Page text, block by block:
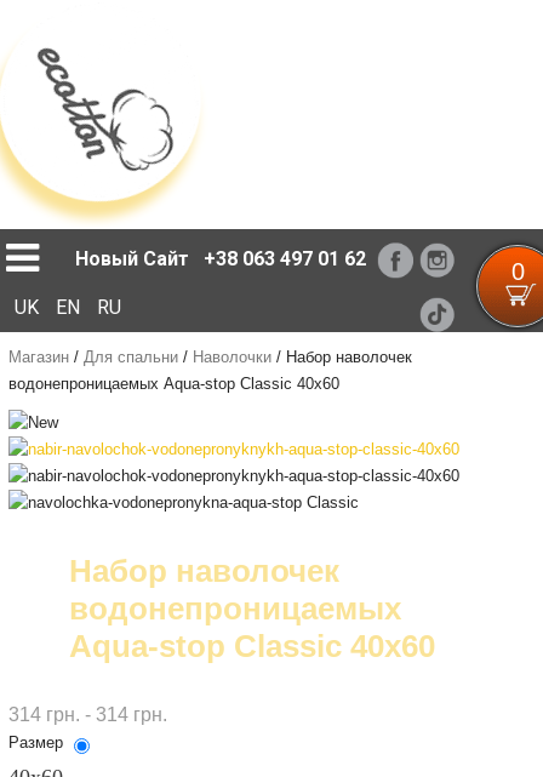
Новый Сайт +38 063 497 01 62 0
UK EN RU
Магазин/ Для спальни/ Наволочки/ Набор наволочек
водонепроницаемых Aqua-stop Classic 40x60
Набор наволочек
водонепроницаемых
Aqua-stop Classic 40x60
314 грн. - 314 грн.
Размер